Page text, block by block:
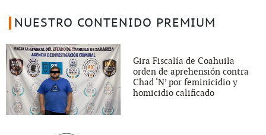
NUESTRO CONTENIDO PREMIUM
Gira Fiscalía de Coahuila
orden de aprehensión contra
Chad ‘N’ por feminicidio y
homicidio calificado